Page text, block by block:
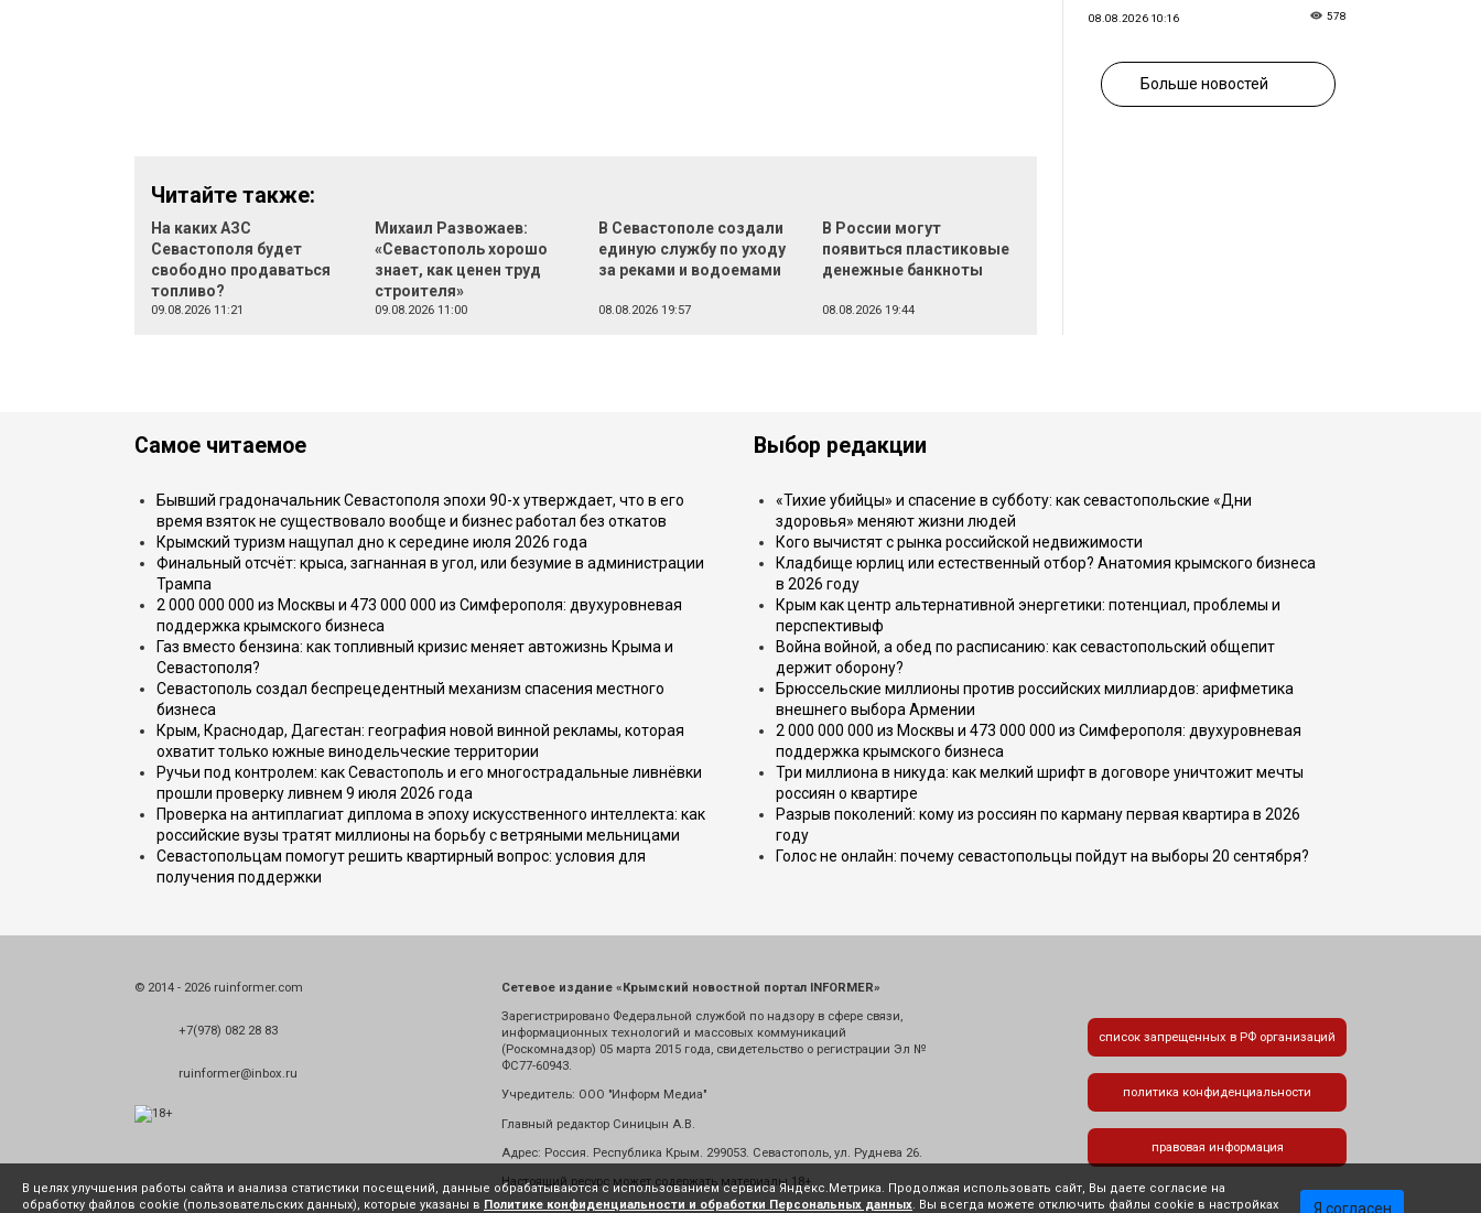
Читайте также:
На каких АЗС
Севастополя будет
свободно продаваться
топливо?
09.08.2026 11:21
Михаил Развожаев:
«Севастополь хорошо
знает, как ценен труд
строителя»
09.08.2026 11:00
В Севастополе создали
единую службу по уходу
за реками и водоемами
08.08.2026 19:57
В России могут
появиться пластиковые
денежные банкноты
08.08.2026 19:44
08.08.2026 10:16 578
Больше новостей
Самое читаемое
Бывший градоначальник Севастополя эпохи 90-х утверждает, что в его
время взяток не существовало вообще и бизнес работал без откатов
Крымский туризм нащупал дно к середине июля 2026 года
Финальный отсчёт: крыса, загнанная в угол, или безумие в администрации
Трампа
2 000 000 000 из Москвы и 473 000 000 из Симферополя: двухуровневая
поддержка крымского бизнеса
Газ вместо бензина: как топливный кризис меняет автожизнь Крыма и
Севастополя?
Севастополь создал беспрецедентный механизм спасения местного
бизнеса
Крым, Краснодар, Дагестан: география новой винной рекламы, которая
охватит только южные винодельческие территории
Ручьи под контролем: как Севастополь и его многострадальные ливнёвки
прошли проверку ливнем 9 июля 2026 года
Проверка на антиплагиат диплома в эпоху искусственного интеллекта: как
российские вузы тратят миллионы на борьбу с ветряными мельницами
Севастопольцам помогут решить квартирный вопрос: условия для
получения поддержки
Выбор редакции
«Тихие убийцы» и спасение в субботу: как севастопольские «Дни
здоровья» меняют жизни людей
Кого вычистят с рынка российской недвижимости
Кладбище юрлиц или естественный отбор? Анатомия крымского бизнеса
в 2026 году
Крым как центр альтернативной энергетики: потенциал, проблемы и
перспективыф
Война войной, а обед по расписанию: как севастопольский общепит
держит оборону?
Брюссельские миллионы против российских миллиардов: арифметика
внешнего выбора Армении
2 000 000 000 из Москвы и 473 000 000 из Симферополя: двухуровневая
поддержка крымского бизнеса
Три миллиона в никуда: как мелкий шрифт в договоре уничтожит мечты
россиян о квартире
Разрыв поколений: кому из россиян по карману первая квартира в 2026
году
Голос не онлайн: почему севастопольцы пойдут на выборы 20 сентября?
© 2014 - 2026 ruinformer.com
+7(978) 082 28 83
ruinformer@inbox.ru
Сетевое издание «Крымский новостной портал INFORMER»
Зарегистрировано Федеральной службой по надзору в сфере связи,
информационных технологий и массовых коммуникаций
(Роскомнадзор) 05 марта 2015 года, свидетельство о регистрации Эл №
ФС77-60943.
Учредитель: ООО "Информ Медиа"
Главный редактор Синицын А.В.
Адрес: Россия. Республика Крым. 299053. Севастополь, ул. Руднева 26.
Настоящий ресурс может содержать материалы 18+
список запрещенных в РФ организаций
политика конфиденциальности
правовая информация
В целях улучшения работы сайта и анализа статистики посещений, данные обрабатываются с использованием сервиса Яндекс.Метрика. Продолжая использовать сайт, Вы даете согласие на
обработку файлов cookie (пользовательских данных), которые указаны в Политике конфиденциальности и обработки Персональных данных. Вы всегда можете отключить файлы cookie в настройках Я согласен